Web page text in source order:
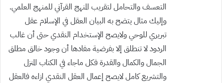
التعسف والتحامل لتقريب المنهج القرآني للمنهج العلمي.
وإليك مثال يتضح به البيان العقل في الإسلام عقل
تبريري للوحي ولايصح الإستخدام النقدي حتى أن غالب
الردود لا تنطلق إلا بفرضية مفادها أن وجود خالق مطلق
الجمال والكمال والقدرة فكل ماجاء في الكتاب المنزل
والتشريع كامل لايصح إعمال العقل النقدي ازاءه فالعقل